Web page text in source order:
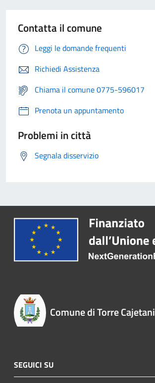
Contatta il comune
Leggi le domande frequenti
Richiedi Assistenza
Chiama il comune 0775-596017
Prenota un appuntamento
Problemi in città
Segnala disservizio
Comune di Torre Cajetani
SEGUICI SU